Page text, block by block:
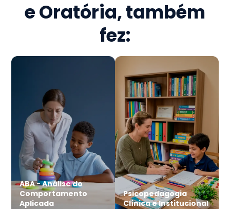
e Oratória, também
fez:
ABA - Análise do
Comportamento
Aplicada
Psicopedagogia
Clínica e Institucional